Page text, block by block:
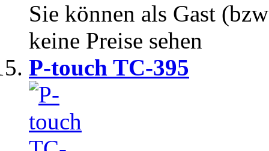
Sie können als Gast
keine Preise sehen
P-touch TC-395